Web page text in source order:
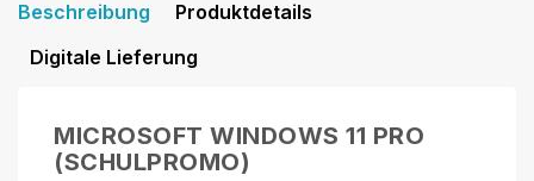
Beschreibung
Produktdetails
Digitale Lieferung
MICROSOFT WINDOWS 11 PRO
(SCHULPROMO)